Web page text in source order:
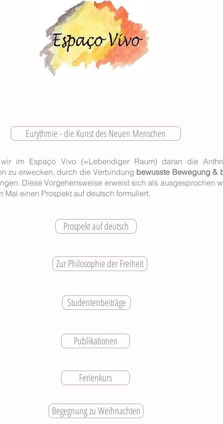
Eurythmie - die Kunst des Neuen Menschen
im Espaço Vivo (=Lebendiger Raum) daran die
zu erwecken, durch die Verbindung bewusste Bewegung &
Diese Vorgehensweise erweist sich als ausgesprochen
Mal einen Prospekt auf deutsch formuliert.
Prospekt auf deutsch
Zur Philosophie der Freiheit
Studentenbeiträge
Publikationen
Ferienkurs
Begegnung zu Weihnachten